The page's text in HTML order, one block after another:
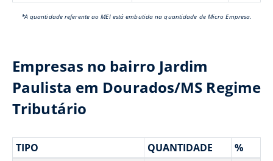
*A quantidade referente ao MEI está embutida na quantidade de Micro Empresa.
Empresas no bairro Jardim
Paulista em Dourados/MS Regime
Tributário
TIPO QUANTIDADE %